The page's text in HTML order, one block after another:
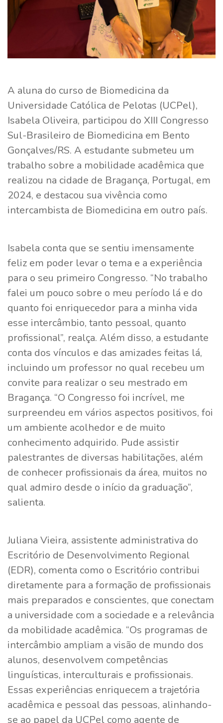
A aluna do curso de Biomedicina da
Universidade Católica de Pelotas (UCPel),
Isabela Oliveira, participou do XIII Congresso
Sul-Brasileiro de Biomedicina em Bento
Gonçalves/RS. A estudante submeteu um
trabalho sobre a mobilidade acadêmica que
realizou na cidade de Bragança, Portugal, em
2024, e destacou sua vivência como
intercambista de Biomedicina em outro país.
Isabela conta que se sentiu imensamente
feliz em poder levar o tema e a experiência
para o seu primeiro Congresso. “No trabalho
falei um pouco sobre o meu período lá e do
quanto foi enriquecedor para a minha vida
esse intercâmbio, tanto pessoal, quanto
profissional”, realça. Além disso, a estudante
conta dos vínculos e das amizades feitas lá,
incluindo um professor no qual recebeu um
convite para realizar o seu mestrado em
Bragança. “O Congresso foi incrível, me
surpreendeu em vários aspectos positivos, foi
um ambiente acolhedor e de muito
conhecimento adquirido. Pude assistir
palestrantes de diversas habilitações, além
de conhecer profissionais da área, muitos no
qual admiro desde o início da graduação”,
salienta.
Juliana Vieira, assistente administrativa do
Escritório de Desenvolvimento Regional
(EDR), comenta como o Escritório contribui
diretamente para a formação de profissionais
mais preparados e conscientes, que conectam
a universidade com a sociedade e a relevância
da mobilidade acadêmica. “Os programas de
intercâmbio ampliam a visão de mundo dos
alunos, desenvolvem competências
linguísticas, interculturais e profissionais.
Essas experiências enriquecem a trajetória
acadêmica e pessoal das pessoas, alinhando-
se ao papel da UCPel como agente de